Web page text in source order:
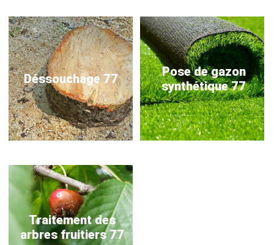
Déssouchage 77
Pose de gazon
synthétique 77
Traitement des
arbres fruitiers 77